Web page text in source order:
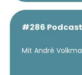
#286
Mit André